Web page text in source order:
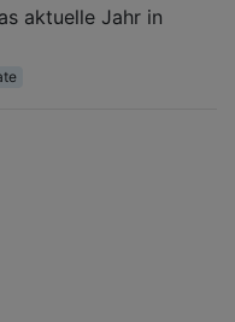
aktuelle Jahr in